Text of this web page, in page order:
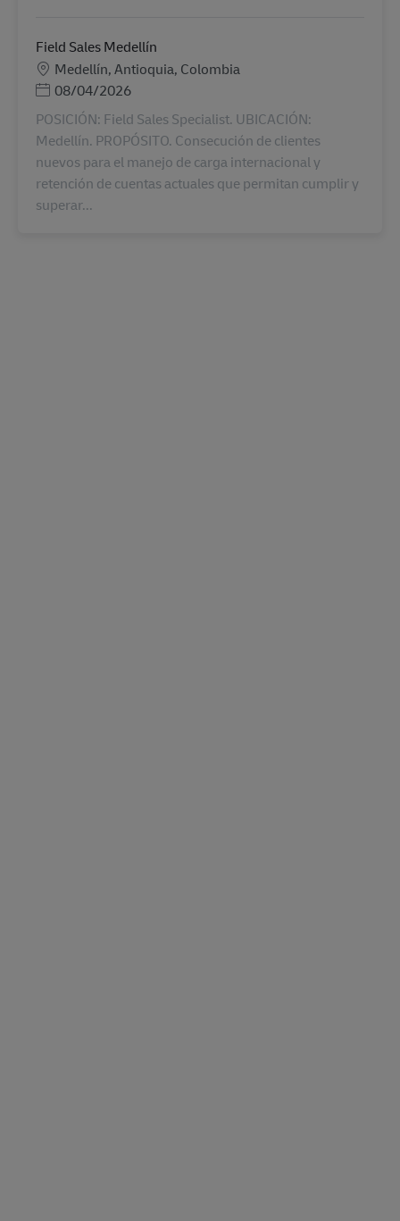
Field Sales Medellín
地點Medellín, Antioquia, Colombia
Posted Date
08/04/2026
POSICIÓN: Field Sales Specialist. UBICACIÓN:
Medellín. PROPÓSITO. Consecución de clientes
nuevos para el manejo de carga internacional y
retención de cuentas actuales que permitan cumplir y
superar...